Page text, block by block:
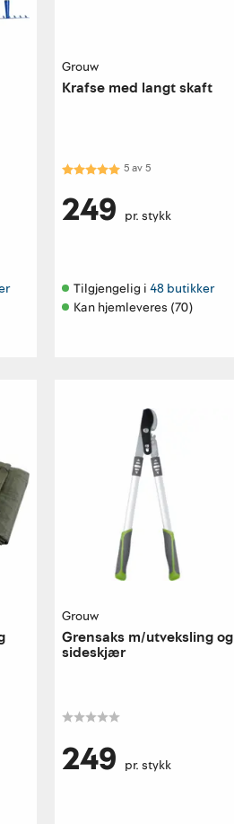
Grouw
Krafse med langt skaft
Karakter:5.0 av 5 mulige
5av5
249 pr. stykk
Tilgjengelig i 48 butikker
Kan hjemleveres (70)
Grouw
Grensaks m/utveksling og
sideskjær
249 pr. stykk